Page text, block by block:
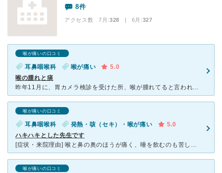
8件
アクセス数 7月:328 | 6月:327
喉が痛いの口コミ
耳鼻咽喉科 喉が痛い
5.0
喉の腫れと痰
昨年11月に、胃カメラ検診を受けた所、喉が腫れてると言われ、うがいしておけば治ると言われ、うがいしてはいたものの、ぜんぜん良くならず、つばも飲み込みにくく、たんがからむようになって来た為、近くで耳鼻咽
喉が痛いの口コミ
耳鼻咽喉科 発熱・咳（セキ）・喉が痛い
5.0
ハキハキとした先生です
[症状・来院理由] 喉と鼻の奥のほうが痛く、唾を飲むのも苦しかったので診察してもらいました。以前、めまいがひどかった時にも通院したことがあり、先生の治療が適切だったので、今回もお願いしようと思いまし
喉が痛いの口コミ